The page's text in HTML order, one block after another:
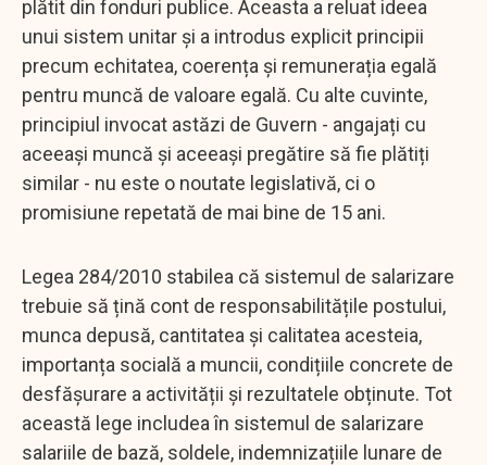
plătit din fonduri publice. Aceasta a reluat ideea
unui sistem unitar și a introdus explicit principii
precum echitatea, coerența și remunerația egală
pentru muncă de valoare egală. Cu alte cuvinte,
principiul invocat astăzi de Guvern - angajați cu
aceeași muncă și aceeași pregătire să fie plătiți
similar - nu este o noutate legislativă, ci o
promisiune repetată de mai bine de 15 ani.
Legea 284/2010 stabilea că sistemul de salarizare
trebuie să țină cont de responsabilitățile postului,
munca depusă, cantitatea și calitatea acesteia,
importanța socială a muncii, condițiile concrete de
desfășurare a activității și rezultatele obținute. Tot
această lege includea în sistemul de salarizare
salariile de bază, soldele, indemnizațiile lunare de